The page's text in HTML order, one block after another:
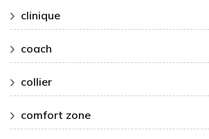
clinique
coach
collier
comfort zone